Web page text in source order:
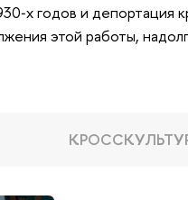
годов и депортация
этой работы,